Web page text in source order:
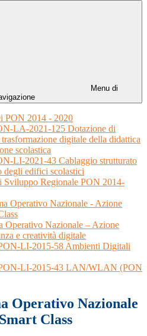
Menu di
PON 2014 - 2020
LA-2021-125 Dotazione di
digitale della didattica
scolastica
LI-2021-43 Cablaggio strutturato
degli edifici scolastici
Sviluppo Regionale PON 2014-
Operativo Nazionale - Azione
Operativo Nazionale – Azione
e creatività digitale
LI-2015-58 Ambienti Digitali
LI-2015-43 LAN/WLAN (PON
Operativo Nazionale
Class